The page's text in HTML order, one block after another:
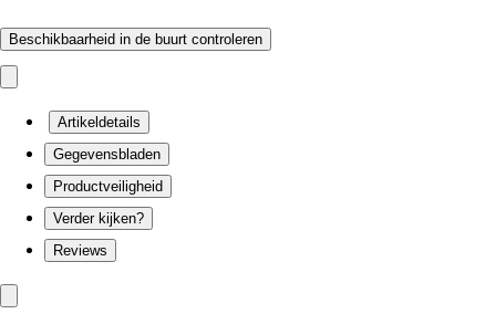
Beschikbaarheid in de buurt controleren
Artikeldetails
Gegevensbladen
Productveiligheid
Verder kijken?
Reviews